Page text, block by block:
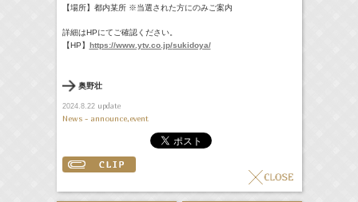
【場所】都内某所 ※当選された方にのみご案内
詳細はHPにてご確認ください。
【HP】 https://www.ytv.co.jp/sukidoya/
奥野壮
2024.8.22update
News - announce,event